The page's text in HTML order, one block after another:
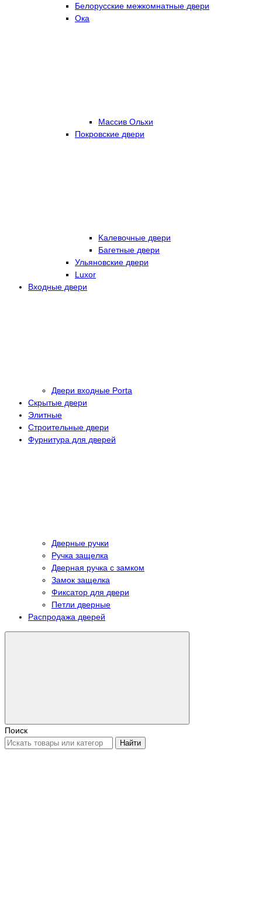
Белорусские межкомнатные двери
Ока
Массив Ольхи
Покровские двери
Kалевочные двери
Багетные двери
Ульяновские двери
Luxor
Входные двери
Двери входные Porta
Скрытые двери
Элитные
Строительные двери
Фурнитура для дверей
Дверные ручки
Ручка защелка
Дверная ручка с замком
Замок защелка
Фиксатор для двери
Петли дверные
Распродажа дверей
Поиск
Найти